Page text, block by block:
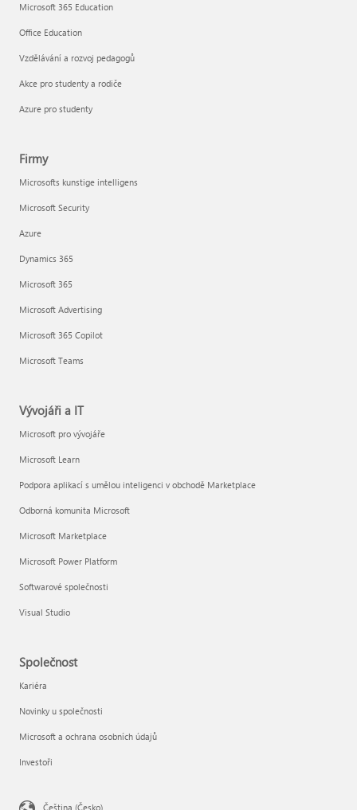
Microsoft 365 Education
Office Education
Vzdělávání a rozvoj pedagogů
Akce pro studenty a rodiče
Azure pro studenty
Firmy
Microsofts kunstige intelligens
Microsoft Security
Azure
Dynamics 365
Microsoft 365
Microsoft Advertising
Microsoft 365 Copilot
Microsoft Teams
Vývojáři a IT
Microsoft pro vývojáře
Microsoft Learn
Podpora aplikací s umělou inteligenci v obchodě Marketplace
Odborná komunita Microsoft
Microsoft Marketplace
Microsoft Power Platform
Softwarové společnosti
Visual Studio
Společnost
Kariéra
Novinky u společnosti
Microsoft a ochrana osobních údajů
Investoři
Čeština (Česko)